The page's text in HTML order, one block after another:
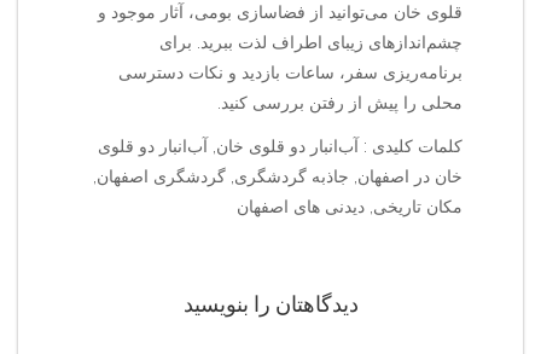
قلوی خان می‌توانید از فضاسازی بومی، آثار موجود و
چشم‌اندازهای زیبای اطراف لذت ببرید. برای
برنامه‌ریزی سفر، ساعات بازدید و نکات دسترسی
محلی را پیش از رفتن بررسی کنید.
کلمات کلیدی : آب‌انبار دو قلوی خان, آب‌انبار دو قلوی
خان در اصفهان, جاذبه گردشگری, گردشگری اصفهان,
مکان تاریخی, دیدنی های اصفهان
دیدگاهتان را بنویسید